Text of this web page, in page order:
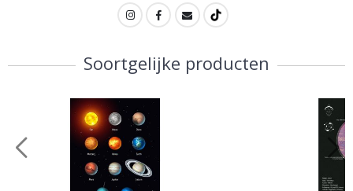
Soortgelijke producten